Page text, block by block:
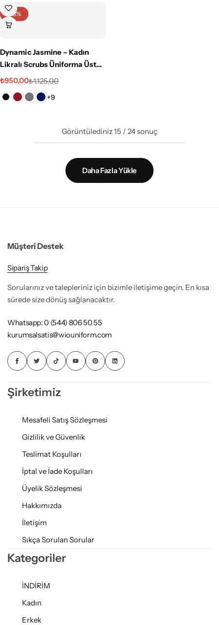
-16%
Dynamic Jasmine – Kadın
Likralı Scrubs Üniforma Üst
Tesettür₺1.125,00
₺950,00
+9
Görüntülediniz15 / 24sonuç
Daha Fazla Yükle
Müşteri Destek
Sipariş Takip
Sorularınız ve talepleriniz için bizimle iletişime geçin. En kısa
sürede size dönüş sağlanacaktır.
Whatsapp: 0 (544) 806 50 55
kurumsalsatis@wiouniform.com
Şirketimiz
Mesafeli Satış Sözleşmesi
Gizlilik ve Güvenlik
Teslimat Koşulları
İptal ve İade Koşulları
Üyelik Sözleşmesi
Hakkımızda
İletişim
Sıkça Sorulan Sorular
Kategoriler
İNDİRİM
Kadın
Erkek